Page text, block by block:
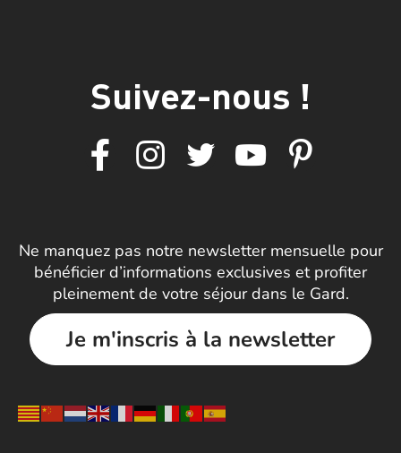
Suivez-nous !
Ne manquez pas notre newsletter mensuelle pour
bénéficier d’informations exclusives et profiter
pleinement de votre séjour dans le Gard.
Je m'inscris à la newsletter